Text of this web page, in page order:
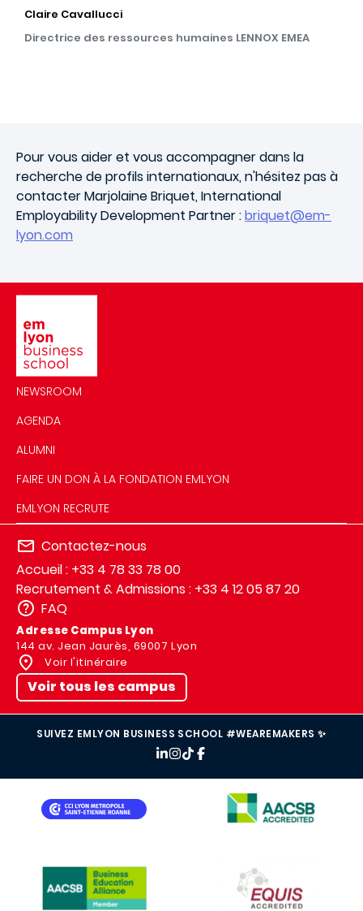
Claire Cavallucci
Directrice des ressources humaines LENNOX EMEA
Pour vous aider et vous accompagner dans la
recherche de profils internationaux, n'hésitez pas à
contacter Marjolaine Briquet, International
Employability Development Partner :briquet@em-
lyon.com
NEWSROOM
AGENDA
ALUMNI
FAIRE UN DON À LA FONDATION EMLYON
EMLYON RECRUTE
Contactez-nous
Accueil : +33 4 78 33 78 00
Recrutement & Admissions : +33 4 12 05 87 20
FAQ
Adresse Campus Lyon
144 av. Jean Jaurès, 69007 Lyon
Voir l'itinéraire
Voir tous les campus
SUIVEZ EMLYON BUSINESS SCHOOL #WEAREMAKERS ✨
IMAGE